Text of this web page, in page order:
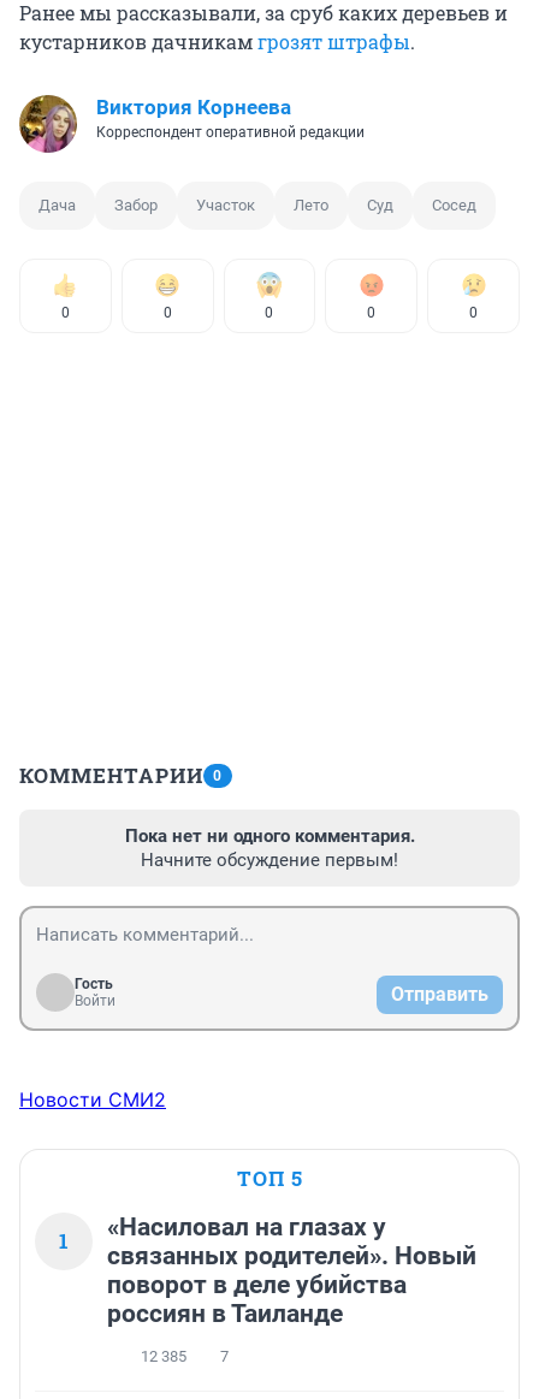
Ранее мы рассказывали, за сруб каких деревьев и
кустарников дачникамгрозят штрафы.
Виктория Корнеева
Корреспондент оперативной редакции
Дача Забор Участок Лето Суд Сосед
0 0 0 0 0
КОММЕНТАРИИ 0
Пока нет ни одного комментария.
Начните обсуждение первым!
Гость
Войти
Отправить
Новости СМИ2
ТОП 5
1
«Насиловал на глазах у
связанных родителей». Новый
поворот в деле убийства
россиян в Таиланде
12 385 7